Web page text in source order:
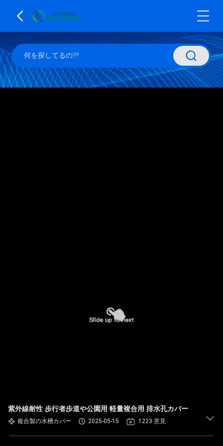
紫外線耐性 歩行者歩道や公園用 軽量複合用 排水孔カバー
複合製の水槽カバー 2025-05-15 1223 意見